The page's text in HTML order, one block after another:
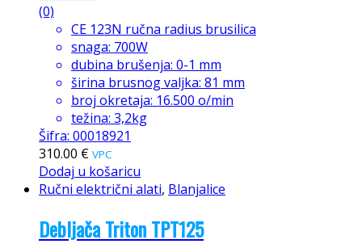
(0)
CE 123N ručna radius brusilica
snaga: 700W
dubina brušenja: 0-1 mm
širina brusnog valjka: 81 mm
broj okretaja: 16.500 o/min
težina: 3,2kg
Šifra: 00018921
310.00 € VPC
Dodaj u košaricu
Ručni električni alati, Blanjalice
Debljača Triton TPT125